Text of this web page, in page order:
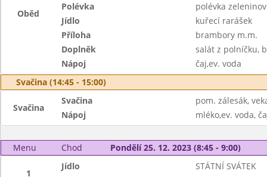
Oběd
Polévka
polévka
Jídlo
kuřecí rarášek
Příloha
brambory m.m.
Doplněk
salát z polníčku,
Nápoj
čaj,ev. voda
Svačina (14:45 - 15:00)
Svačina
Svačina
pom. zálesák,
Nápoj
mléko,ev. voda,
Menu Chod Pondělí 25. 12. 2023 (8:45 - 9:00)
1
Jídlo STÁTNÍ SVÁTEK